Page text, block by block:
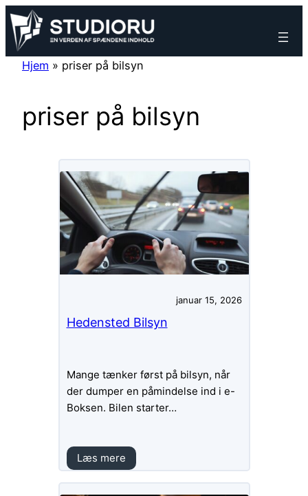
Spring
til
indhold
Hjem » priser på bilsyn
priser på bilsyn
januar 15, 2026
Hedensted Bilsyn
Mange tænker først på bilsyn, når
der dumper en påmindelse ind i e-
Boksen. Bilen starter…
Læs mere